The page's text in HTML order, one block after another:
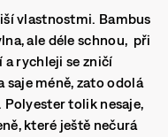
vlastnostmi. Bambus
ale déle schnou, při
a rychleji se zničí
méně, zato odolá
Polyester tolik nesaje,
které ještě nečurá